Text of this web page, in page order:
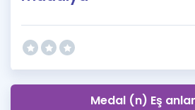
Medal (n) Eş